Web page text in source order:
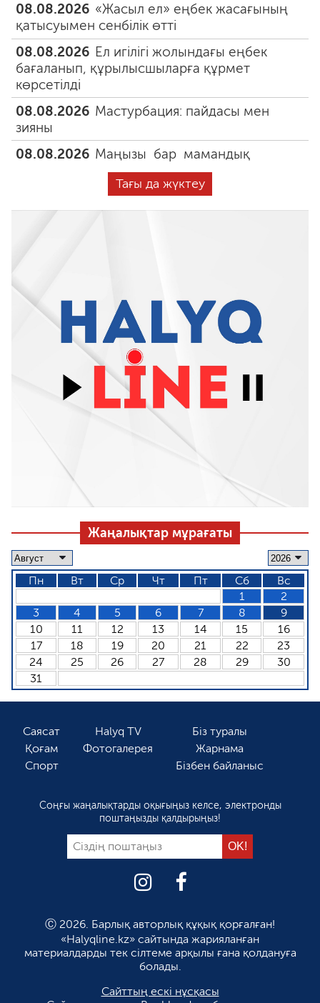
08.08.2026 «Жасыл ел» еңбек жасағының
қатысуымен сенбілік өтті
08.08.2026 Ел игілігі жолындағы еңбек
бағаланып, құрылысшыларға құрмет
көрсетілді
08.08.2026 Мастурбация: пайдасы мен
зияны
08.08.2026 Маңызы бар мамандық
Тағы да жүктеу
Жаңалықтар мұрағаты
Пн Вт Ср Чт Пт Сб
Вс
1
2
3
4 5 6 7 8
9
10
11 12 13 14 15
16
17
18 19 20 21 22
23
24
25 26 27 28 29
30
31
Саясат
Қоғам
Спорт
Halyq TV
Фотогалерея
Біз туралы
Жарнама
Бізбен байланыс
Соңғы жаңалықтарды оқығыңыз келсе, электронды
поштаңызды қалдырыңыз!
Ⓒ 2026. Барлық авторлық құқық қорғалған!
«Halyqline.kz» сайтында жарияланған
материалдарды тек сілтеме арқылы ғана қолдануға
болады.
Сайттың ескі нұсқасы